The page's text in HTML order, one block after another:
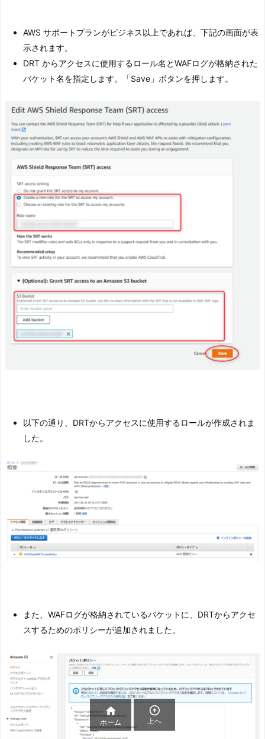
AWS サポートプランがビジネス以上であれば、下記の画面が表
示されます。
DRT からアクセスに使用するロール名とWAFログが格納された
バケット名を指定します。「Save」ボタンを押します。
以下の通り、DRTからアクセスに使用するロールが作成されま
した。
また、WAFログが格納されているバケットに、DRTからアクセ
スするためのポリシーが追加されました。

ホーム

上へ